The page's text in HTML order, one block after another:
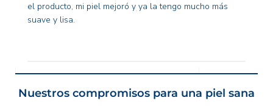
el producto, mi piel mejoró y ya la tengo mucho más
suave y lisa.
Nuestros compromisos para una piel sana